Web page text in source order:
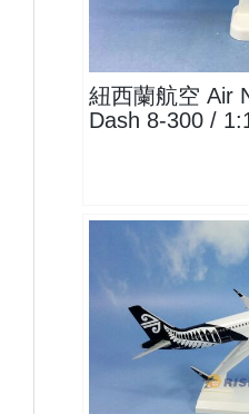
紐西蘭航空 Air
Dash 8-300 /
ANZ15A320P05